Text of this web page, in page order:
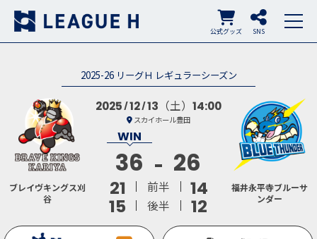
SNS
公式グッズ
2025-26 リーグＨ レギュラーシーズン
ブレイヴキングス刈
谷
2025 12 13 （土） 14:00
スカイホール豊田
36 26
21 前半
14
15
後半 12
福井永平寺ブルーサ
ンダー